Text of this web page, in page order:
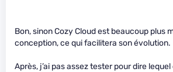
Bon, sinon Cozy Cloud est beaucoup plus
conception, ce qui facilitera son évolution.
Après, j’ai pas assez tester pour dire